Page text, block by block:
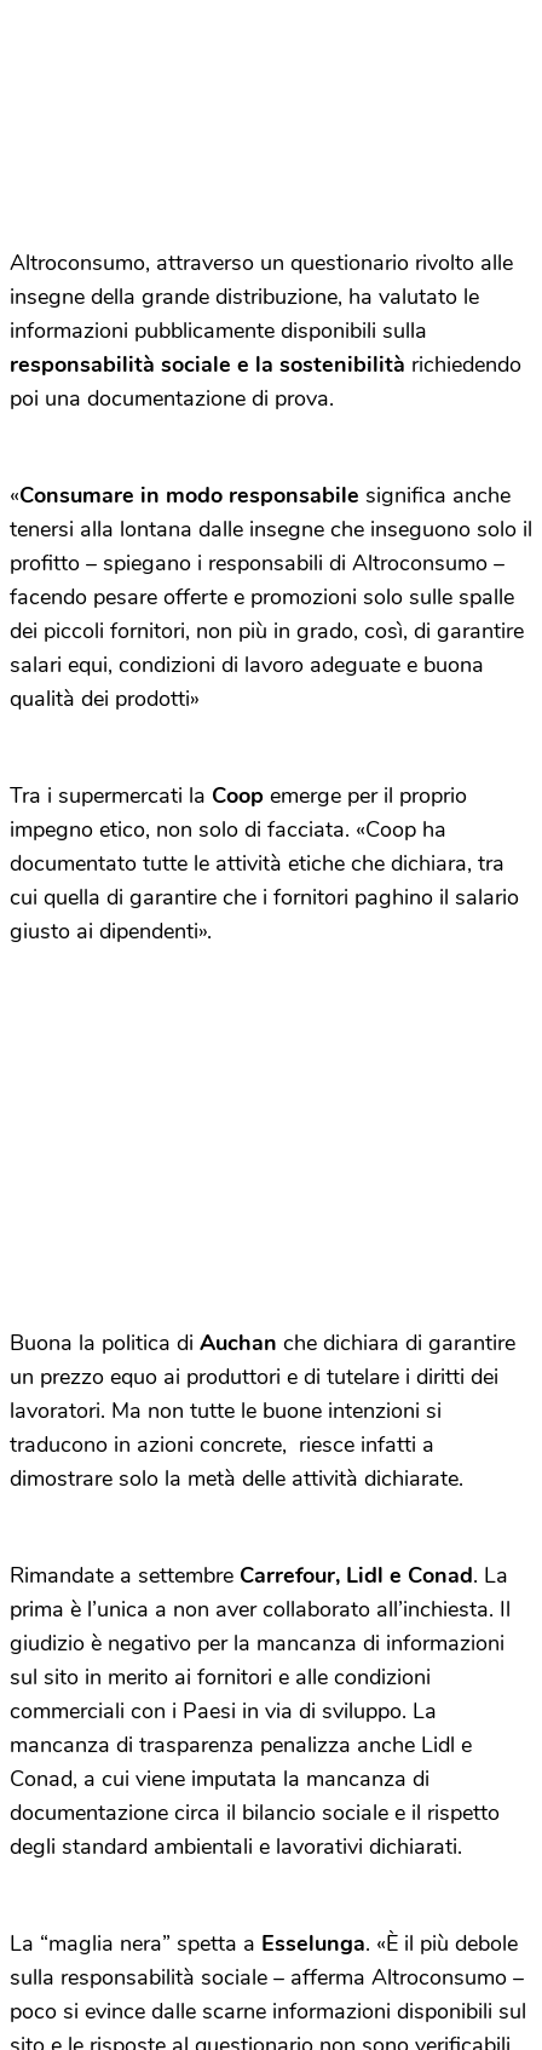
Altroconsumo, attraverso un questionario rivolto alle
insegne della grande distribuzione, ha valutato le
informazioni pubblicamente disponibili sulla
responsabilità sociale e la sostenibilità richiedendo
poi una documentazione di prova.
«Consumare in modo responsabile significa anche
tenersi alla lontana dalle insegne che inseguono solo il
profitto – spiegano i responsabili di Altroconsumo –
facendo pesare offerte e promozioni solo sulle spalle
dei piccoli fornitori, non più in grado, così, di garantire
salari equi, condizioni di lavoro adeguate e buona
qualità dei prodotti»
Tra i supermercati la Coop emerge per il proprio
impegno etico, non solo di facciata. «Coop ha
documentato tutte le attività etiche che dichiara, tra
cui quella di garantire che i fornitori paghino il salario
giusto ai dipendenti».
Buona la politica di Auchan che dichiara di garantire
un prezzo equo ai produttori e di tutelare i diritti dei
lavoratori. Ma non tutte le buone intenzioni si
traducono in azioni concrete, riesce infatti a
dimostrare solo la metà delle attività dichiarate.
Rimandate a settembre Carrefour, Lidl e Conad. La
prima è l’unica a non aver collaborato all’inchiesta. Il
giudizio è negativo per la mancanza di informazioni
sul sito in merito ai fornitori e alle condizioni
commerciali con i Paesi in via di sviluppo. La
mancanza di trasparenza penalizza anche Lidl e
Conad, a cui viene imputata la mancanza di
documentazione circa il bilancio sociale e il rispetto
degli standard ambientali e lavorativi dichiarati.
La “maglia nera” spetta a Esselunga. «È il più debole
sulla responsabilità sociale – afferma Altroconsumo –
poco si evince dalle scarne informazioni disponibili sul